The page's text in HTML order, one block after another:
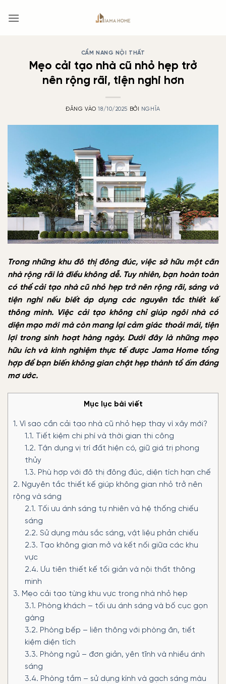
qua
CẨM NANG NỘI THẤT
Mẹo cải tạo nhà cũ nhỏ hẹp trở
nên rộng rãi, tiện nghi hơn
ĐĂNG VÀO18/10/2025 BỞI NGHĨA
Trong những khu đô thị đông đúc, việc sở hữu một căn
nhà rộng rãi là điều không dễ. Tuy nhiên, bạn hoàn toàn
có thể cải tạo nhà cũ nhỏ hẹp trở nên rộng rãi, sáng và
tiện nghi nếu biết áp dụng các nguyên tắc thiết kế
thông minh. Việc cải tạo không chỉ giúp ngôi nhà có
diện mạo mới mà còn mang lại cảm giác thoải mái, tiện
lợi trong sinh hoạt hàng ngày. Dưới đây là những mẹo
hữu ích và kinh nghiệm thực tế được Jama Home tổng
hợp để bạn biến không gian chật hẹp thành tổ ấm đáng
mơ ước.
Mục lục bài viết
1. Vì sao cần cải tạo nhà cũ nhỏ hẹp thay vì xây mới?
1.1. Tiết kiệm chi phí và thời gian thi công
1.2. Tận dụng vị trí đất hiện có, giữ giá trị phong
thủy
1.3. Phù hợp với đô thị đông đúc, diện tích hạn chế
2. Nguyên tắc thiết kế giúp không gian nhỏ trở nên
rộng và sáng
2.1. Tối ưu ánh sáng tự nhiên và hệ thống chiếu
sáng
2.2. Sử dụng màu sắc sáng, vật liệu phản chiếu
2.3. Tạo không gian mở và kết nối giữa các khu
vực
2.4. Ưu tiên thiết kế tối giản và nội thất thông
minh
3. Mẹo cải tạo từng khu vực trong nhà nhỏ hẹp
3.1. Phòng khách – tối ưu ánh sáng và bố cục gọn
gàng
3.2. Phòng bếp – liên thông với phòng ăn, tiết
kiệm diện tích
3.3. Phòng ngủ – đơn giản, yên tĩnh và nhiều ánh
sáng
3.4. Phòng tắm – sử dụng kính và gạch sáng màu